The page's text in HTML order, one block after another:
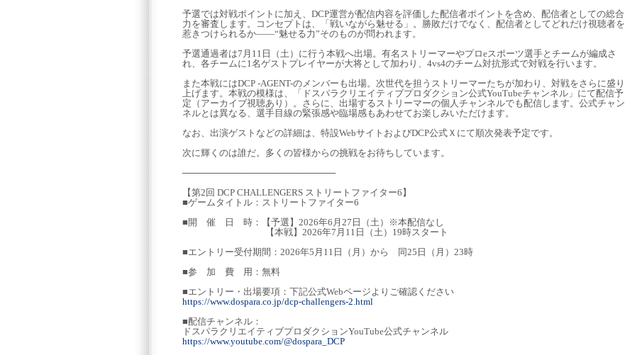
予選では対戦ポイントに加え、DCP運営が配信内容を評価した配信者ポイントを含め、配信者としての総合
力を審査します。コンセプトは、「戦いながら魅せる」。勝敗だけでなく、配信者としてどれだけ視聴者を
惹きつけられるか――“魅せる力”そのものが問われます。
予選通過者は7月11日（土）に行う本戦へ出場。有名ストリーマーやプロeスポーツ選手とチームが編成さ
れ、各チームに1名ゲストプレイヤーが大将として加わり、4vs4のチーム対抗形式で対戦を行います。
また本戦にはDCP -AGENT-のメンバーも出場。次世代を担うストリーマーたちが加わり、対戦をさらに盛り
上げます。本戦の模様は、「ドスパラクリエイティブプロダクション公式YouTubeチャンネル」にて配信予
定（アーカイブ視聴あり）。さらに、出場するストリーマーの個人チャンネルでも配信します。公式チャン
ネルとは異なる、選手目線の緊張感や臨場感もあわせてお楽しみいただけます。
なお、出演ゲストなどの詳細は、特設WebサイトおよびDCP公式Ｘにて順次発表予定です。
次に輝くのは誰だ。多くの皆様からの挑戦をお待ちしています。
────────────────────────
【第2回 DCP CHALLENGERS ストリートファイター6】
■ゲームタイトル：ストリートファイター6
■開 催 日 時：【予選】2026年6月27日（土）※本配信なし
【本戦】2026年7月11日（土）19時スタート
■エントリー受付期間：2026年5月11日（月）から 同25日（月）23時
■参 加 費 用：無料
■エントリー・出場要項：下記公式Webページよりご確認ください
https://www.dospara.co.jp/dcp-challengers-2.html
■配信チャンネル：
ドスパラクリエイティブプロダクションYouTube公式チャンネル
https://www.youtube.com/@dospara_DCP